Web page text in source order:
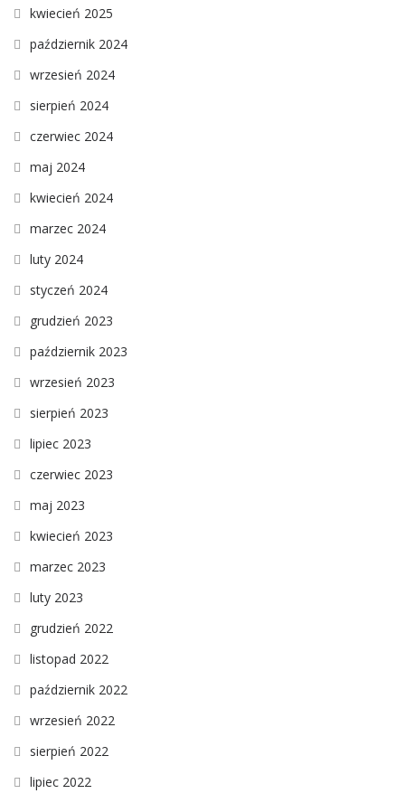
kwiecień 2025
październik 2024
wrzesień 2024
sierpień 2024
czerwiec 2024
maj 2024
kwiecień 2024
marzec 2024
luty 2024
styczeń 2024
grudzień 2023
październik 2023
wrzesień 2023
sierpień 2023
lipiec 2023
czerwiec 2023
maj 2023
kwiecień 2023
marzec 2023
luty 2023
grudzień 2022
listopad 2022
październik 2022
wrzesień 2022
sierpień 2022
lipiec 2022